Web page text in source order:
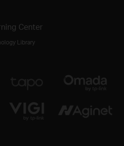
Center
Library